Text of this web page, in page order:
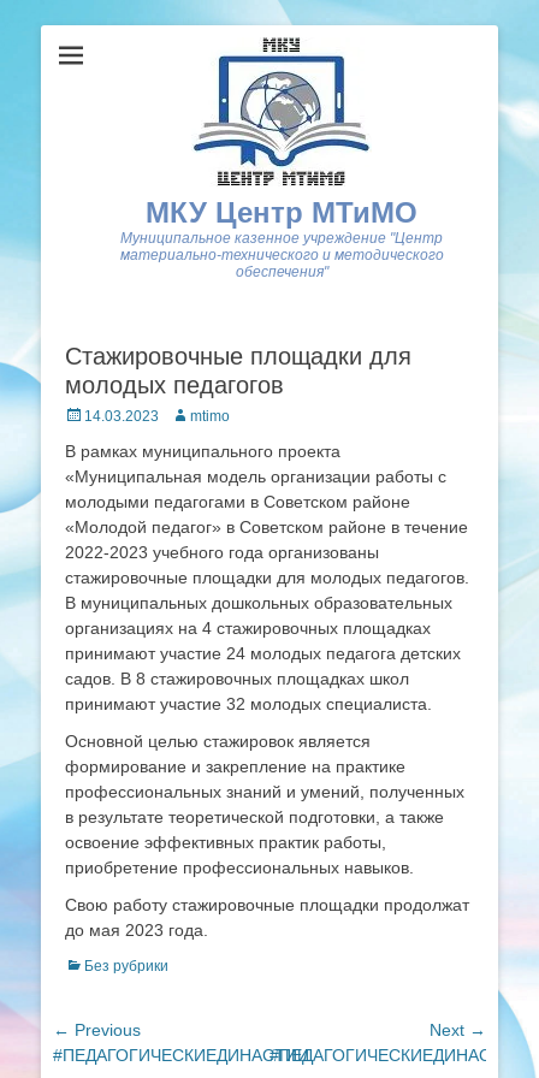
МКУ Центр МТиМО
Муниципальное казенное учреждение "Центр
материально-технического и методического
обеспечения"
Стажировочные площадки для
молодых педагогов
Posted
14.03.2023 Author
mtimo
В рамках муниципального проекта
«Муниципальная модель организации работы с
молодыми педагогами в Советском районе
«Молодой педагог» в Советском районе в течение
2022-2023 учебного года организованы
стажировочные площадки для молодых педагогов.
В муниципальных дошкольных образовательных
организациях на 4 стажировочных площадках
принимают участие 24 молодых педагога детских
садов. В 8 стажировочных площадках школ
принимают участие 32 молодых специалиста.
Основной целью стажировок является
формирование и закрепление на практике
профессиональных знаний и умений, полученных
в результате теоретической подготовки, а также
освоение эффективных практик работы,
приобретение профессиональных навыков.
Свою работу стажировочные площадки продолжат
до мая 2023 года.
Categories
Без рубрики
Навигация
по
← Previous
Previous
#ПЕДАГОГИЧЕСКИЕДИНАСТИИ
Next →
Next
#ПЕДАГОГИЧЕСКИЕДИНАСТИИ